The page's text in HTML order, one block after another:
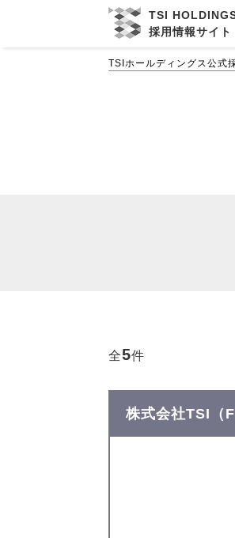
TSI
採用情報サイト
TSIホールディングス公式
全5件
株式会社TSI（